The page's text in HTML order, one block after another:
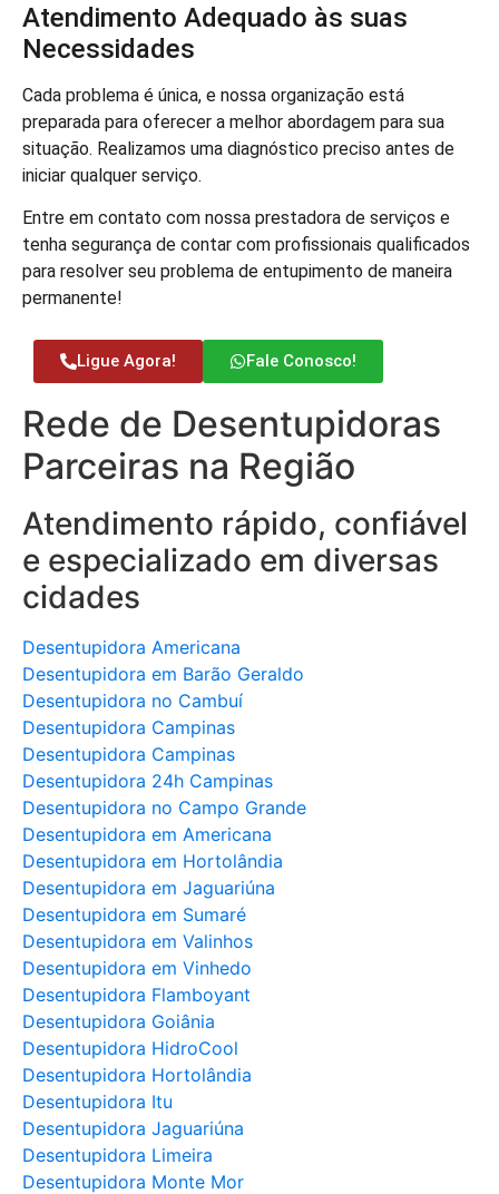
Atendimento Adequado às suas
Necessidades
Cada problema é única, e nossa organização está
preparada para oferecer a melhor abordagem para sua
situação. Realizamos uma diagnóstico preciso antes de
iniciar qualquer serviço.
Entre em contato com nossa prestadora de serviços e
tenha segurança de contar com profissionais qualificados
para resolver seu problema de entupimento de maneira
permanente!
Ligue Agora! Fale Conosco!
Rede de Desentupidoras
Parceiras na Região
Atendimento rápido, confiável
e especializado em diversas
cidades
Desentupidora Americana
Desentupidora em Barão Geraldo
Desentupidora no Cambuí
Desentupidora Campinas
Desentupidora Campinas
Desentupidora 24h Campinas
Desentupidora no Campo Grande
Desentupidora em Americana
Desentupidora em Hortolândia
Desentupidora em Jaguariúna
Desentupidora em Sumaré
Desentupidora em Valinhos
Desentupidora em Vinhedo
Desentupidora Flamboyant
Desentupidora Goiânia
Desentupidora HidroCool
Desentupidora Hortolândia
Desentupidora Itu
Desentupidora Jaguariúna
Desentupidora Limeira
Desentupidora Monte Mor